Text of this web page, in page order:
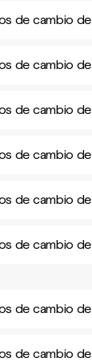
de cambio
de cambio
de cambio
de cambio
de cambio
de cambio
de cambio
de cambio